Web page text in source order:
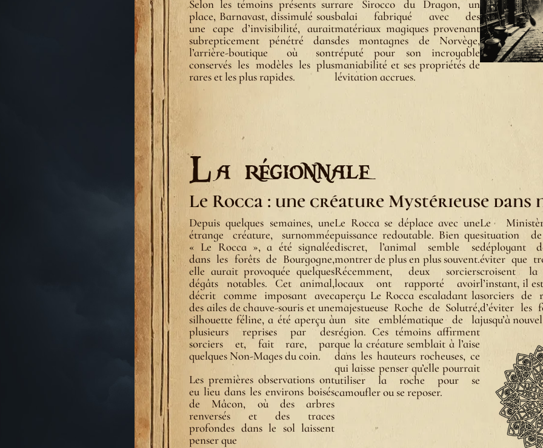
Selon les témoins présents sur
place, Barnavast, dissimulé sous
une cape d’invisibilité, aurait
subrepticement pénétré dans
l’arrière-boutique où sont
conservés les modèles les plus
rares et les plus rapides.
rare Sirocco du Dragon, un
balai fabriqué avec des
matériaux magiques provenant
des montagnes de Norvège,
réputé pour son incroyable
maniabilité et ses propriétés de
lévitation accrues.
La régionnale
Le Rocca : une créature Mystérieuse dans
Depuis quelques semaines, une
étrange créature, surnommée
« Le Rocca », a été signalée
dans les forêts de Bourgogne,
elle aurait provoquée quelques
dégâts notables. Cet animal,
décrit comme imposant avec
des ailes de chauve-souris et une
silhouette féline, a été aperçu à
plusieurs reprises par des
sorciers et, fait rare, par
quelques Non-Mages du coin.
Les premières observations ont
eu lieu dans les environs boisés
de Mâcon, où des arbres
renversés et des traces
profondes dans le sol laissent
penser que
Le Rocca se déplace avec une
puissance redoutable. Bien que
discret, l’animal semble se
montrer de plus en plus souvent.
Récemment, deux sorciers
locaux ont rapporté avoir
aperçu Le Rocca escaladant la
majestueuse Roche de Solutré,
un site emblématique de la
région. Ces témoins affirment
que la créature semblait à l’aise
dans les hauteurs rocheuses, ce
qui laisse penser qu’elle pourrait
utiliser la roche pour se
camoufler ou se reposer.
Le
situation
déployant
éviter que
croisent la
l’instant, il
sorciers de
d’éviter les
jusqu’à